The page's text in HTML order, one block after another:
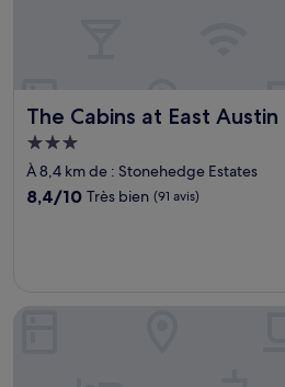
The Cabins at East
The Cabins at East Austin Hotel
Hébergement
3.0 étoiles
À 8,4 km de : Stonehedge Estates
8.4
8,4/10 Très bien (91 avis)